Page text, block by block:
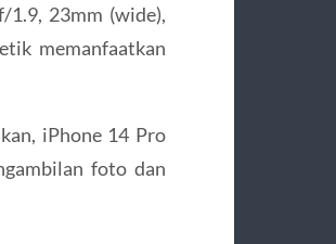
1.9, 23mm (wide),
memanfaatkan
iPhone 14 Pro
foto dan